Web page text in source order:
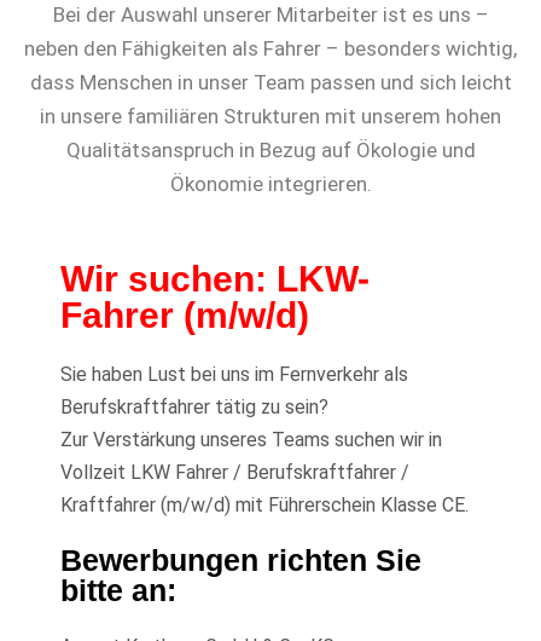
Bei der Auswahl unserer Mitarbeiter ist es uns –
neben den Fähigkeiten als Fahrer – besonders wichtig,
dass Menschen in unser Team passen und sich leicht
in unsere familiären Strukturen mit unserem hohen
Qualitätsanspruch in Bezug auf Ökologie und
Ökonomie integrieren.
Wir suchen: LKW-
Fahrer (m/w/d)
Sie haben Lust bei uns im Fernverkehr als
Berufskraftfahrer tätig zu sein?
Zur Verstärkung unseres Teams suchen wir in
Vollzeit LKW Fahrer / Berufskraftfahrer /
Kraftfahrer (m/w/d) mit Führerschein Klasse CE.
Bewerbungen richten Sie
bitte an: